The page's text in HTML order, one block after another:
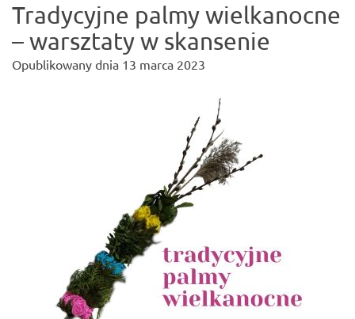
Tradycyjne palmy wielkanocne
– warsztaty w skansenie
Opublikowany dnia 13 marca 2023